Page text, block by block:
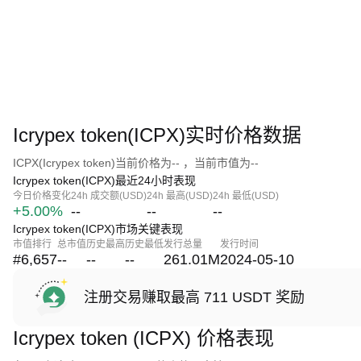
Icrypex token(ICPX)实时价格数据
ICPX(Icrypex token)当前价格为-- ，当前市值为--
Icrypex token(ICPX)最近24小时表现
今日价格变化
+5.00%
24h 成交额(USD)
--
24h 最高(USD)
--
24h 最低(USD)
--
Icrypex token(ICPX)市场关键表现
市值排行
#6,657
总市值
--
历史最高
--
历史最低
--
发行总量
261.01M
发行时间
2024-05-10
注册交易赚取最高 711 USDT 奖励
Icrypex token (ICPX) 价格表现